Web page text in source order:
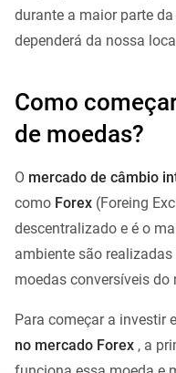
durante a maior parte
dependerá da nossa
Como
de moedas?
O mercado de câmbio
como Forex (Foreing
descentralizado e é o
ambiente são
moedas conversíveis do
Para começar a investir
no mercado Forex , a